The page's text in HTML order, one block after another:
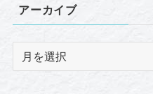
アーカイブ